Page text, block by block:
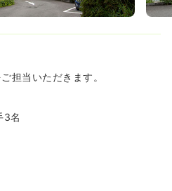
担当いただきます。
3名